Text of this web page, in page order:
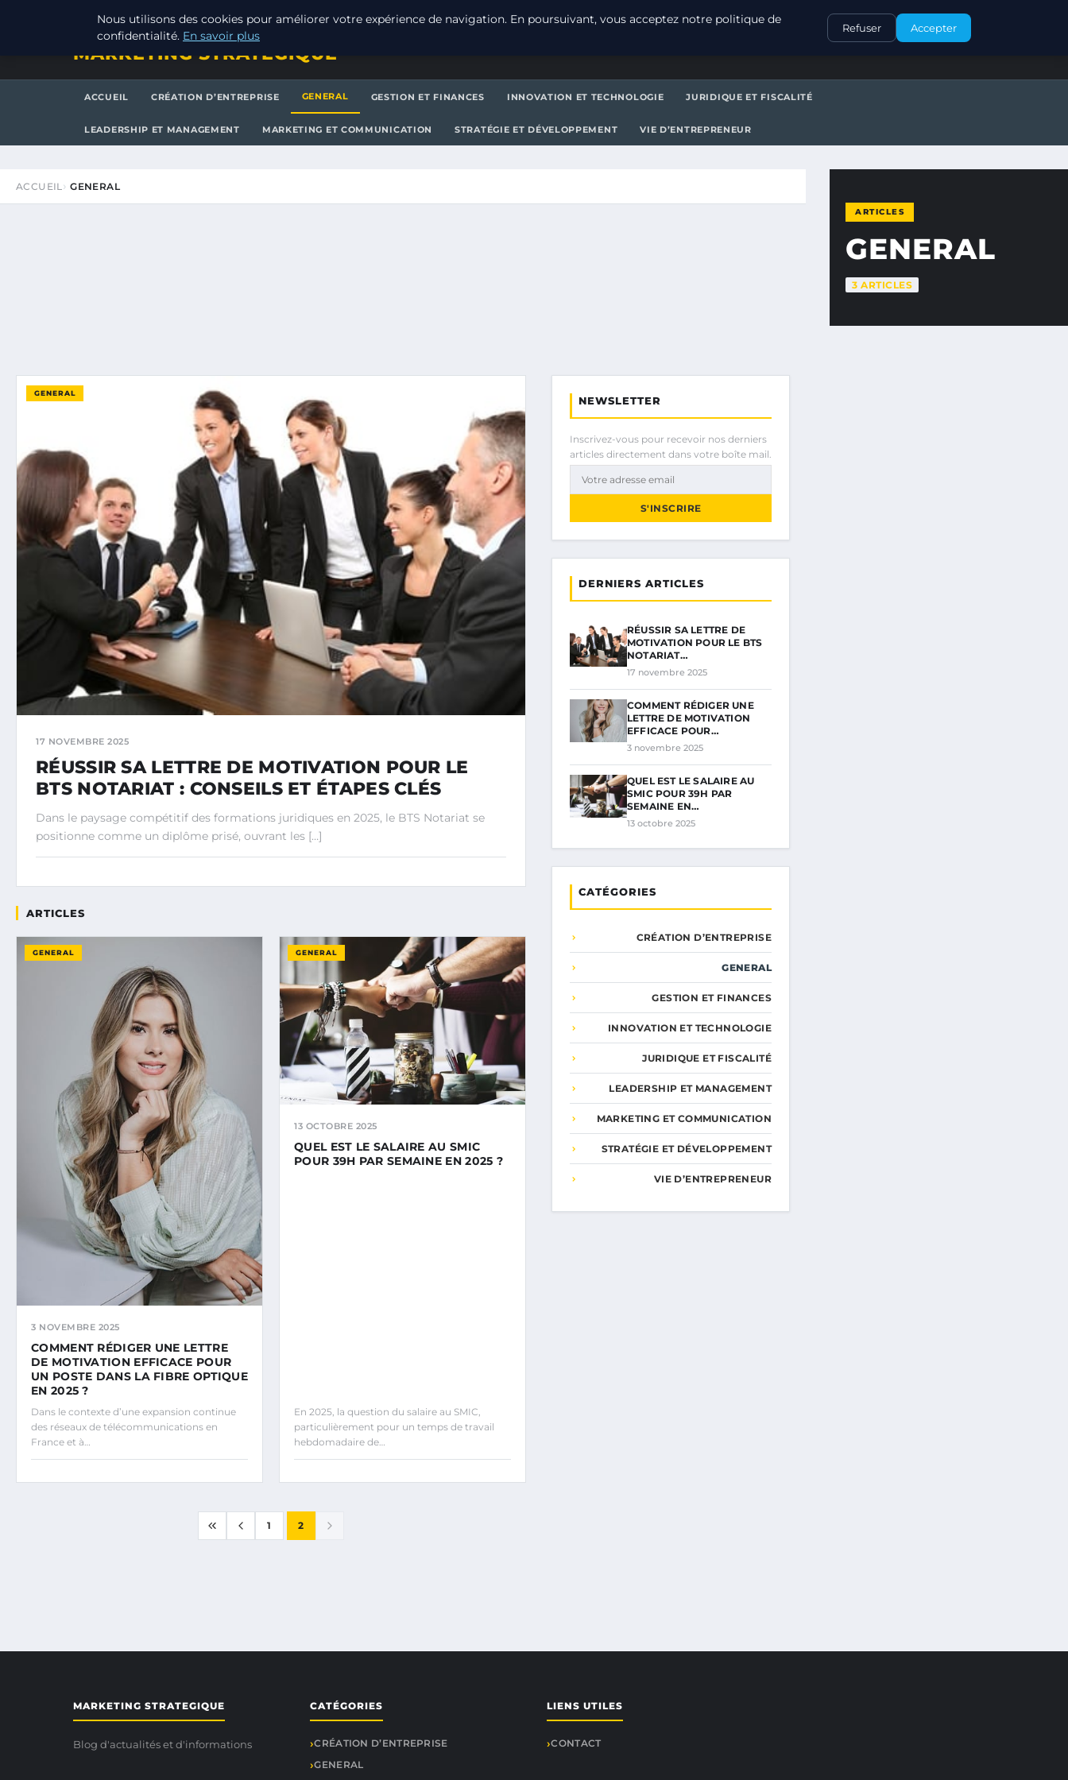
MERCREDI 5 AOÛT 2026 CONTACT
MARKETING STRATEGIQUE
ACCUEIL CRÉATION D’ENTREPRISE GENERAL GESTION ET FINANCES INNOVATION ET TECHNOLOGIE JURIDIQUE ET FISCALITÉ
LEADERSHIP ET MANAGEMENT MARKETING ET COMMUNICATION STRATÉGIE ET DÉVELOPPEMENT VIE D’ENTREPRENEUR
ACCUEIL GENERAL
ARTICLES
GENERAL
3 ARTICLES
GENERAL
17 NOVEMBRE 2025
RÉUSSIR SA LETTRE DE MOTIVATION POUR LE
BTS NOTARIAT : CONSEILS ET ÉTAPES CLÉS
Dans le paysage compétitif des formations juridiques en 2025, le BTS Notariat se
positionne comme un diplôme prisé, ouvrant les […]
ARTICLES
GENERAL
3 NOVEMBRE 2025
COMMENT RÉDIGER UNE LETTRE
DE MOTIVATION EFFICACE POUR
UN POSTE DANS LA FIBRE OPTIQUE
EN 2025 ?
Dans le contexte d’une expansion continue
des réseaux de télécommunications en
France et à…
GENERAL
13 OCTOBRE 2025
QUEL EST LE SALAIRE AU SMIC
POUR 39H PAR SEMAINE EN 2025 ?
En 2025, la question du salaire au SMIC,
particulièrement pour un temps de travail
hebdomadaire de…
1 2
NEWSLETTER
Inscrivez-vous pour recevoir nos derniers
articles directement dans votre boîte mail.
S'INSCRIRE
DERNIERS ARTICLES
RÉUSSIR SA LETTRE DE
MOTIVATION POUR LE BTS
NOTARIAT…
17 novembre 2025
COMMENT RÉDIGER UNE
LETTRE DE MOTIVATION
EFFICACE POUR…
3 novembre 2025
QUEL EST LE SALAIRE AU
SMIC POUR 39H PAR
SEMAINE EN…
13 octobre 2025
CATÉGORIES
CRÉATION D’ENTREPRISE
GENERAL
GESTION ET FINANCES
INNOVATION ET TECHNOLOGIE
JURIDIQUE ET FISCALITÉ
LEADERSHIP ET MANAGEMENT
MARKETING ET COMMUNICATION
STRATÉGIE ET DÉVELOPPEMENT
VIE D’ENTREPRENEUR
MARKETING STRATEGIQUE
Blog d'actualités et d'informations
CATÉGORIES
CRÉATION D’ENTREPRISE
GENERAL
LIENS UTILES
CONTACT
Nous utilisons des cookies pour améliorer votre expérience de navigation. En poursuivant, vous acceptez notre politique de
confidentialité. En savoir plus
Refuser Accepter